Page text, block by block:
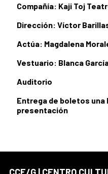
Compañía: Kaji Toj
Dirección: Víctor
Actúa: Magdalena
Vestuario: Blanca
Auditorio
Entrega de boletos una
presentación